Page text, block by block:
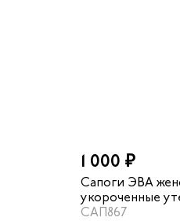
1 000 ₽
Сапоги ЭВА
укороченные
цвет бордовый
САП867